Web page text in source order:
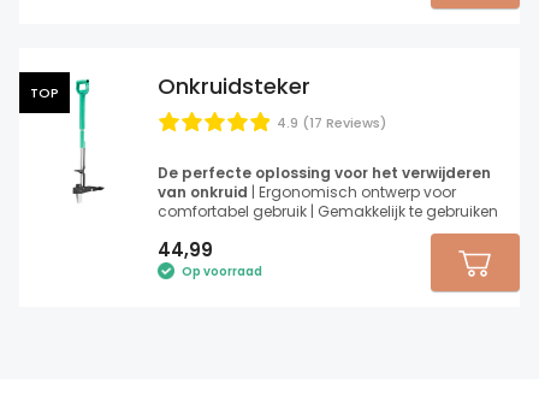
TOP
4.9 (17 Reviews)
Onkruidsteker
De perfecte oplossing voor het verwijderen
van onkruid | Ergonomisch ontwerp voor
comfortabel gebruik | Gemakkelijk te gebruiken
44,99
Op voorraad